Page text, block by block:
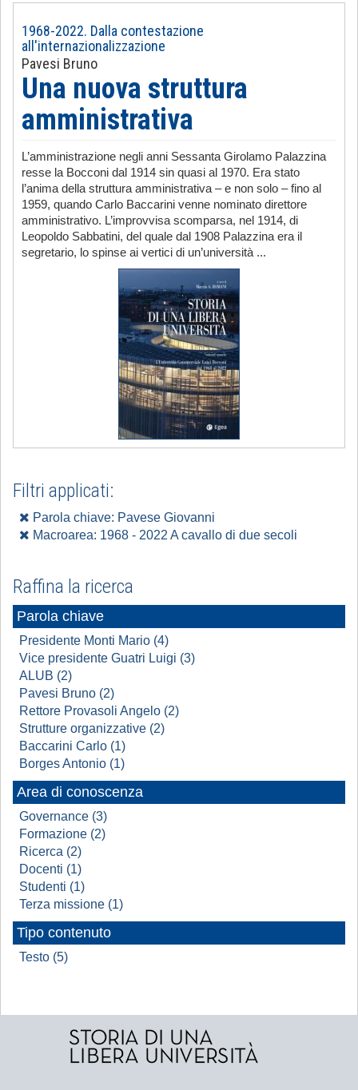
1968-2022. Dalla contestazione
all'internazionalizzazione
Pavesi Bruno
Una nuova struttura
amministrativa
L’amministrazione negli anni Sessanta Girolamo Palazzina
resse la Bocconi dal 1914 sin quasi al 1970. Era stato
l’anima della struttura amministrativa – e non solo – fino al
1959, quando Carlo Baccarini venne nominato direttore
amministrativo. L’improvvisa scomparsa, nel 1914, di
Leopoldo Sabbatini, del quale dal 1908 Palazzina era il
segretario, lo spinse ai vertici di un’università ...
Filtri applicati:
Parola chiave: Pavese Giovanni
Macroarea: 1968 - 2022 A cavallo di due secoli
Raffina la ricerca
Parola chiave
Presidente Monti Mario (4)
Vice presidente Guatri Luigi (3)
ALUB (2)
Pavesi Bruno (2)
Rettore Provasoli Angelo (2)
Strutture organizzative (2)
Baccarini Carlo (1)
Borges Antonio (1)
Area di conoscenza
Governance (3)
Formazione (2)
Ricerca (2)
Docenti (1)
Studenti (1)
Terza missione (1)
Tipo contenuto
Testo (5)